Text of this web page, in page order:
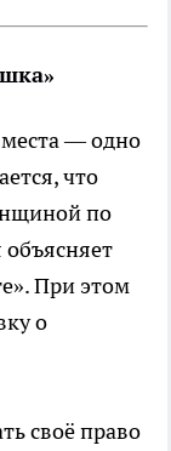
— одно
что
по
При этом
о
своё право